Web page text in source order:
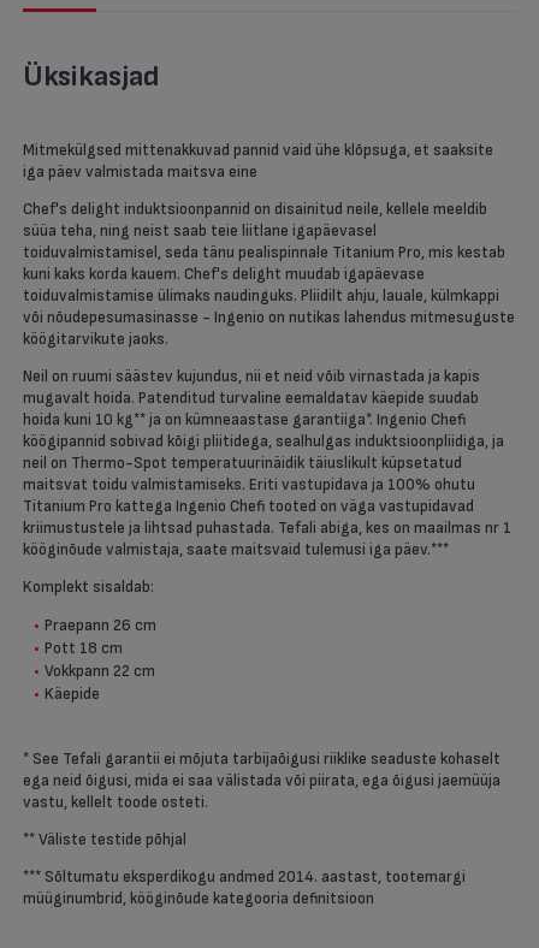
Üksikasjad
Mitmekülgsed mittenakkuvad pannid vaid ühe klõpsuga, et saaksite
iga päev valmistada maitsva eine
Chef's delight induktsioonpannid on disainitud neile, kellele meeldib
süüa teha, ning neist saab teie liitlane igapäevasel
toiduvalmistamisel, seda tänu pealispinnale Titanium Pro, mis kestab
kuni kaks korda kauem. Chef's delight muudab igapäevase
toiduvalmistamise ülimaks naudinguks. Pliidilt ahju, lauale, külmkappi
või nõudepesumasinasse - Ingenio on nutikas lahendus mitmesuguste
köögitarvikute jaoks.
Neil on ruumi säästev kujundus, nii et neid võib virnastada ja kapis
mugavalt hoida. Patenditud turvaline eemaldatav käepide suudab
hoida kuni 10 kg** ja on kümneaastase garantiiga*. Ingenio Chefi
köögipannid sobivad kõigi pliitidega, sealhulgas induktsioonpliidiga, ja
neil on Thermo-Spot temperatuurinäidik täiuslikult küpsetatud
maitsvat toidu valmistamiseks. Eriti vastupidava ja 100% ohutu
Titanium Pro kattega Ingenio Chefi tooted on väga vastupidavad
kriimustustele ja lihtsad puhastada. Tefali abiga, kes on maailmas nr 1
kööginõude valmistaja, saate maitsvaid tulemusi iga päev.***
Komplekt sisaldab:
Praepann 26 cm
Pott 18 cm
Vokkpann 22 cm
Käepide
* See Tefali garantii ei mõjuta tarbijaõigusi riiklike seaduste kohaselt
ega neid õigusi, mida ei saa välistada või piirata, ega õigusi jaemüüja
vastu, kellelt toode osteti.
** Väliste testide põhjal
*** Sõltumatu eksperdikogu andmed 2014. aastast, tootemargi
müüginumbrid, kööginõude kategooria definitsioon